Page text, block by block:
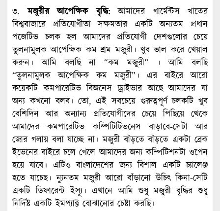
৩.মজুরীর আপেক্ষিক বৃদ্ধি:আমাদের গার্মেন্টস খাতের
বিশ্ববাজারে প্রতিযোগীতা সক্ষমতার একটি অন্যতম প্রধান
পজেটিভ চলক হল আমাদের প্রতিযোগী দেশগুলোর চেয়ে
তুলনামুলক আপেক্ষিক কম শ্রম মজুরী। খুব ভাল করে খেয়াল
করুন। আমি বলছি না “কম মজুরী” । আমি বলছি
“তুলনামুলক আপেক্ষিক কম মজুরী”। এর বাইরে আরো
কয়েকটি কমপারেটিভ বিজনেস ড্রাইভার আছে আমাদের যা
অন্য কখনো বলব। তো, এই সবচেয়ে গুরুত্বপূর্ণ চলকটি খুব
বেশিদিন আর অন্যান্য প্রতিযোগীদের চেয়ে পিছিয়ে থেকে
আমাদের কমপারেটিভ কম্পিটিটিভনেস বাড়াবে-সেটা আর
জোর গলায় বলা যাচ্ছে না। মজুরী বাঁড়তে বাঁড়তে একটা ব্রেক
ইভেনের বাইরে চলে গেলে আমাদের জন্য কম্পিটিশনটা ওপেন
হয়ে যাবে। এটিও বাংলাদেশের জন্য বিশাল একটি চ্যালেঞ্জ
হতে যাচেছ। ন্যুনতম মজুরী আরো বাঁড়ানো উচিৎ কিনা-সেটি
একটি ডিফারেন্ট ইস্যূ। এখানে আমি শুধু মজুরী বৃদ্ধির শুধু
নির্দিষ্ট একটি ইমপ্যাক্ট বোঝানোর চেষ্টা করছি।